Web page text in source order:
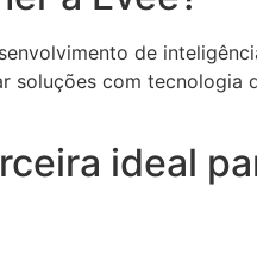
de
soluções com tecnologia
ideal